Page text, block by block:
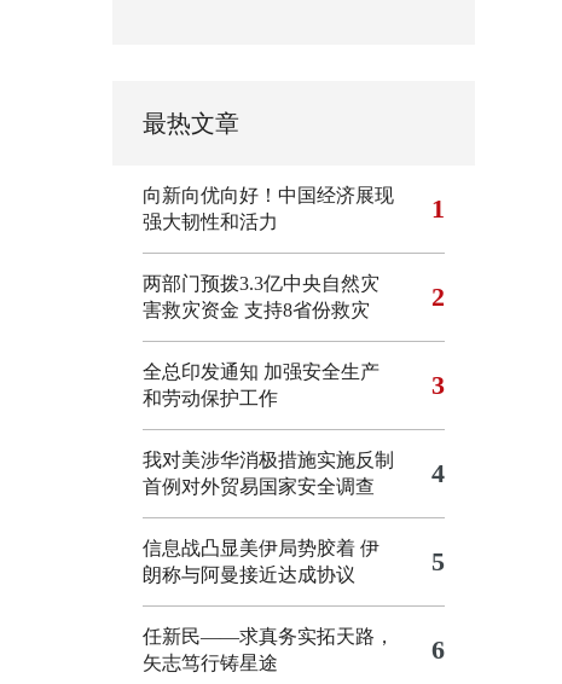
最热文章
向新向优向好！中国经济展现
强大韧性和活力
1
两部门预拨3.3亿中央自然灾
害救灾资金 支持8省份救灾
2
全总印发通知 加强安全生产
和劳动保护工作
3
我对美涉华消极措施实施反制
首例对外贸易国家安全调查
4
信息战凸显美伊局势胶着 伊
朗称与阿曼接近达成协议
5
任新民——求真务实拓天路，
矢志笃行铸星途
6